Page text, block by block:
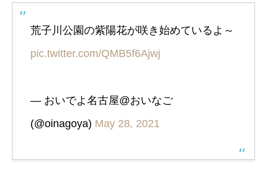
荒子川公園の紫陽花が咲き始めているよ～
pic.twitter.com/QMB5f6Ajwj
— おいでよ名古屋@おいなご
(@oinagoya) May 28, 2021